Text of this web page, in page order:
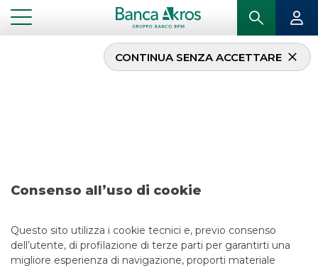
Consenso all’uso di cookie
Questo sito utilizza i cookie tecnici e, previo consenso
dell’utente, di profilazione di terze parti per garantirti una
migliore esperienza di navigazione, proporti materiale
CONTINUA SENZA ACCETTARE
Operazione – ENEL
...
IN PRIMO PIANO
DCM